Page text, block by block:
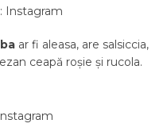
Instagram
ar fi aleasa, are salsiccia,
ceapă roșie și rucola.